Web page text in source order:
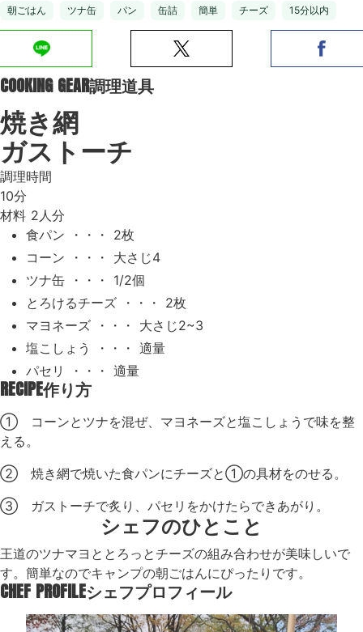
朝ごはん ツナ缶 パン 缶詰 簡単 チーズ 15分以内
COOKING GEAR調理道具
焼き網
ガストーチ
調理時間
10分
材料 2人分
食パン ・・・ 2枚
コーン ・・・ 大さじ4
ツナ缶 ・・・ 1/2個
とろけるチーズ ・・・ 2枚
マヨネーズ ・・・ 大さじ2~3
塩こしょう ・・・ 適量
パセリ ・・・ 適量
RECIPE作り方
① コーンとツナを混ぜ、マヨネーズと塩こしょうで味を整
える。
② 焼き網で焼いた食パンにチーズと①の具材をのせる。
③ ガストーチで炙り、パセリをかけたらできあがり。
シェフのひとこと
王道のツナマヨととろっとチーズの組み合わせが美味しいで
す。簡単なのでキャンプの朝ごはんにぴったりです。
CHEF PROFILEシェフプロフィール